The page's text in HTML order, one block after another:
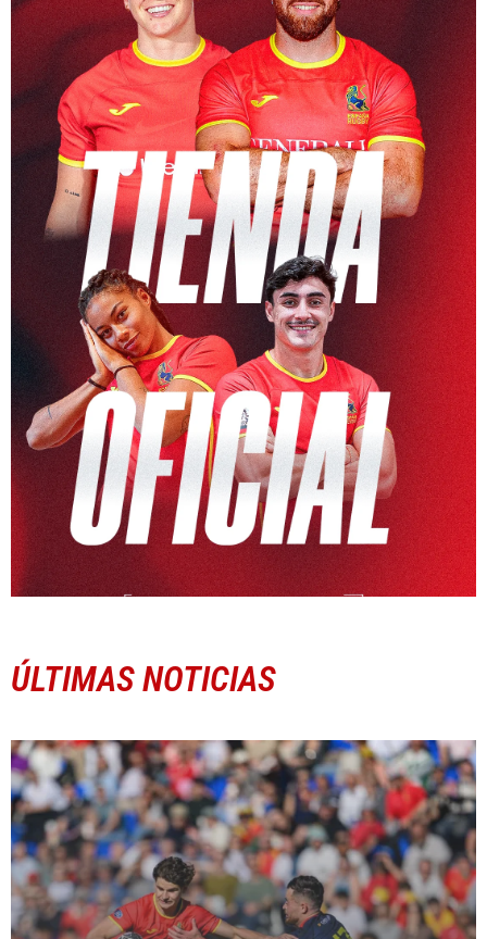
ÚLTIMAS NOTICIAS